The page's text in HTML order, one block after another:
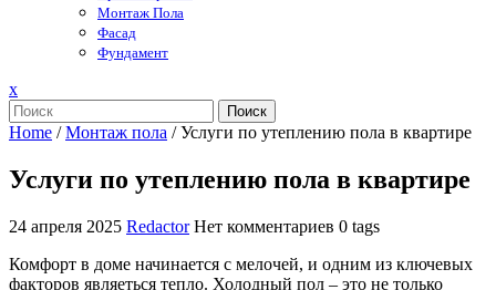
Монтаж Пола
Фасад
Фундамент
xЗакрыть
меню
Поиск
Home /Монтаж пола /Услуги по утеплению пола в квартире
Услуги по утеплению пола в квартире
24 апреля 2025 Redactor Нет комментариев 0 tags
Комфорт в доме начинается с мелочей, и одним из ключевых
факторов являеться тепло. Холодный пол – это не только